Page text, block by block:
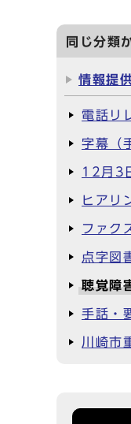
同じ分類
情報提
電話リ
字幕（
12月3
ヒアリ
ファク
点字図
聴覚障
手話・
川崎市